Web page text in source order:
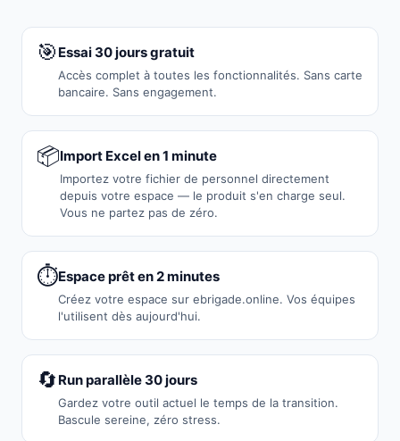
🎯 Essai 30 jours gratuit
Accès complet à toutes les fonctionnalités. Sans carte
bancaire. Sans engagement.
📦Import Excel en 1 minute
Importez votre fichier de personnel directement
depuis votre espace — le produit s'en charge seul.
Vous ne partez pas de zéro.
⏱️Espace prêt en 2 minutes
Créez votre espace sur ebrigade.online. Vos équipes
l'utilisent dès aujourd'hui.
🔄 Run parallèle 30 jours
Gardez votre outil actuel le temps de la transition.
Bascule sereine, zéro stress.